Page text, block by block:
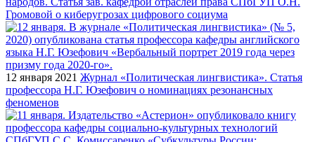
Громовой о киберугрозах цифрового социума
12 января 2021 Журнал «Политическая лингвистика». Статья
профессора Н.Г. Юзефович о номинациях резонансных
феноменов